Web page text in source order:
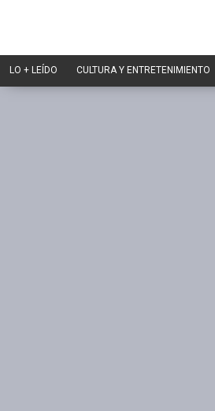
LO + LEÍDO CULTURA Y ENTRETENIMIENTO